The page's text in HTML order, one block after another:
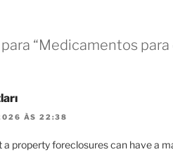
“Medicamentos para
ÀS 22:38
a property foreclosures can have a